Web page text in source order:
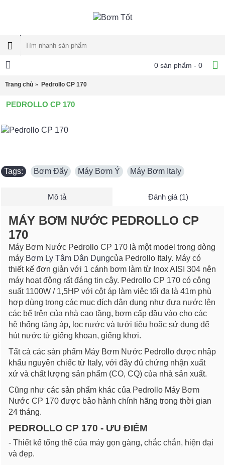
0 sản phẩm - 0
Trang chủ Pedrollo CP 170
PEDROLLO CP 170
Tags: Bơm Đẩy Máy Bơm Ý Máy Bơm Italy
Mô tả Đánh giá (1)
MÁY BƠM NƯỚC PEDROLLO CP
170
Máy Bơm Nước Pedrollo CP 170 là một model trong dòng
máy Bơm Ly Tâm Dân Dụngcủa Pedrollo Italy. Máy có
thiết kế đơn giản với 1 cánh bơm làm từ Inox AISI 304 nên
máy hoạt động rất đáng tin cậy. Pedrollo CP 170 có công
suất 1100W / 1,5HP với cột áp làm việc tối đa là 41m phù
hợp dùng trong các mục đích dân dụng như đưa nước lên
các bể trên của nhà cao tầng, bơm cấp đầu vào cho các
hệ thống tăng áp, lọc nước và tưới tiêu hoặc sử dụng để
hút nước từ giếng khoan, giếng khơi.
Tất cả các sản phẩm Máy Bơm Nước Pedrollo được nhập
khẩu nguyên chiếc từ Italy, với đầy đủ chứng nhận xuất
xứ và chất lượng sản phẩm (CO, CQ) của nhà sản xuất.
Cũng như các sản phẩm khác của Pedrollo Máy Bơm
Nước CP 170 được bảo hành chính hãng trong thời gian
24 tháng.
PEDROLLO CP 170 - ƯU ĐIỂM
- Thiết kế tổng thể của máy gọn gàng, chắc chắn, hiện đại
và đẹp.